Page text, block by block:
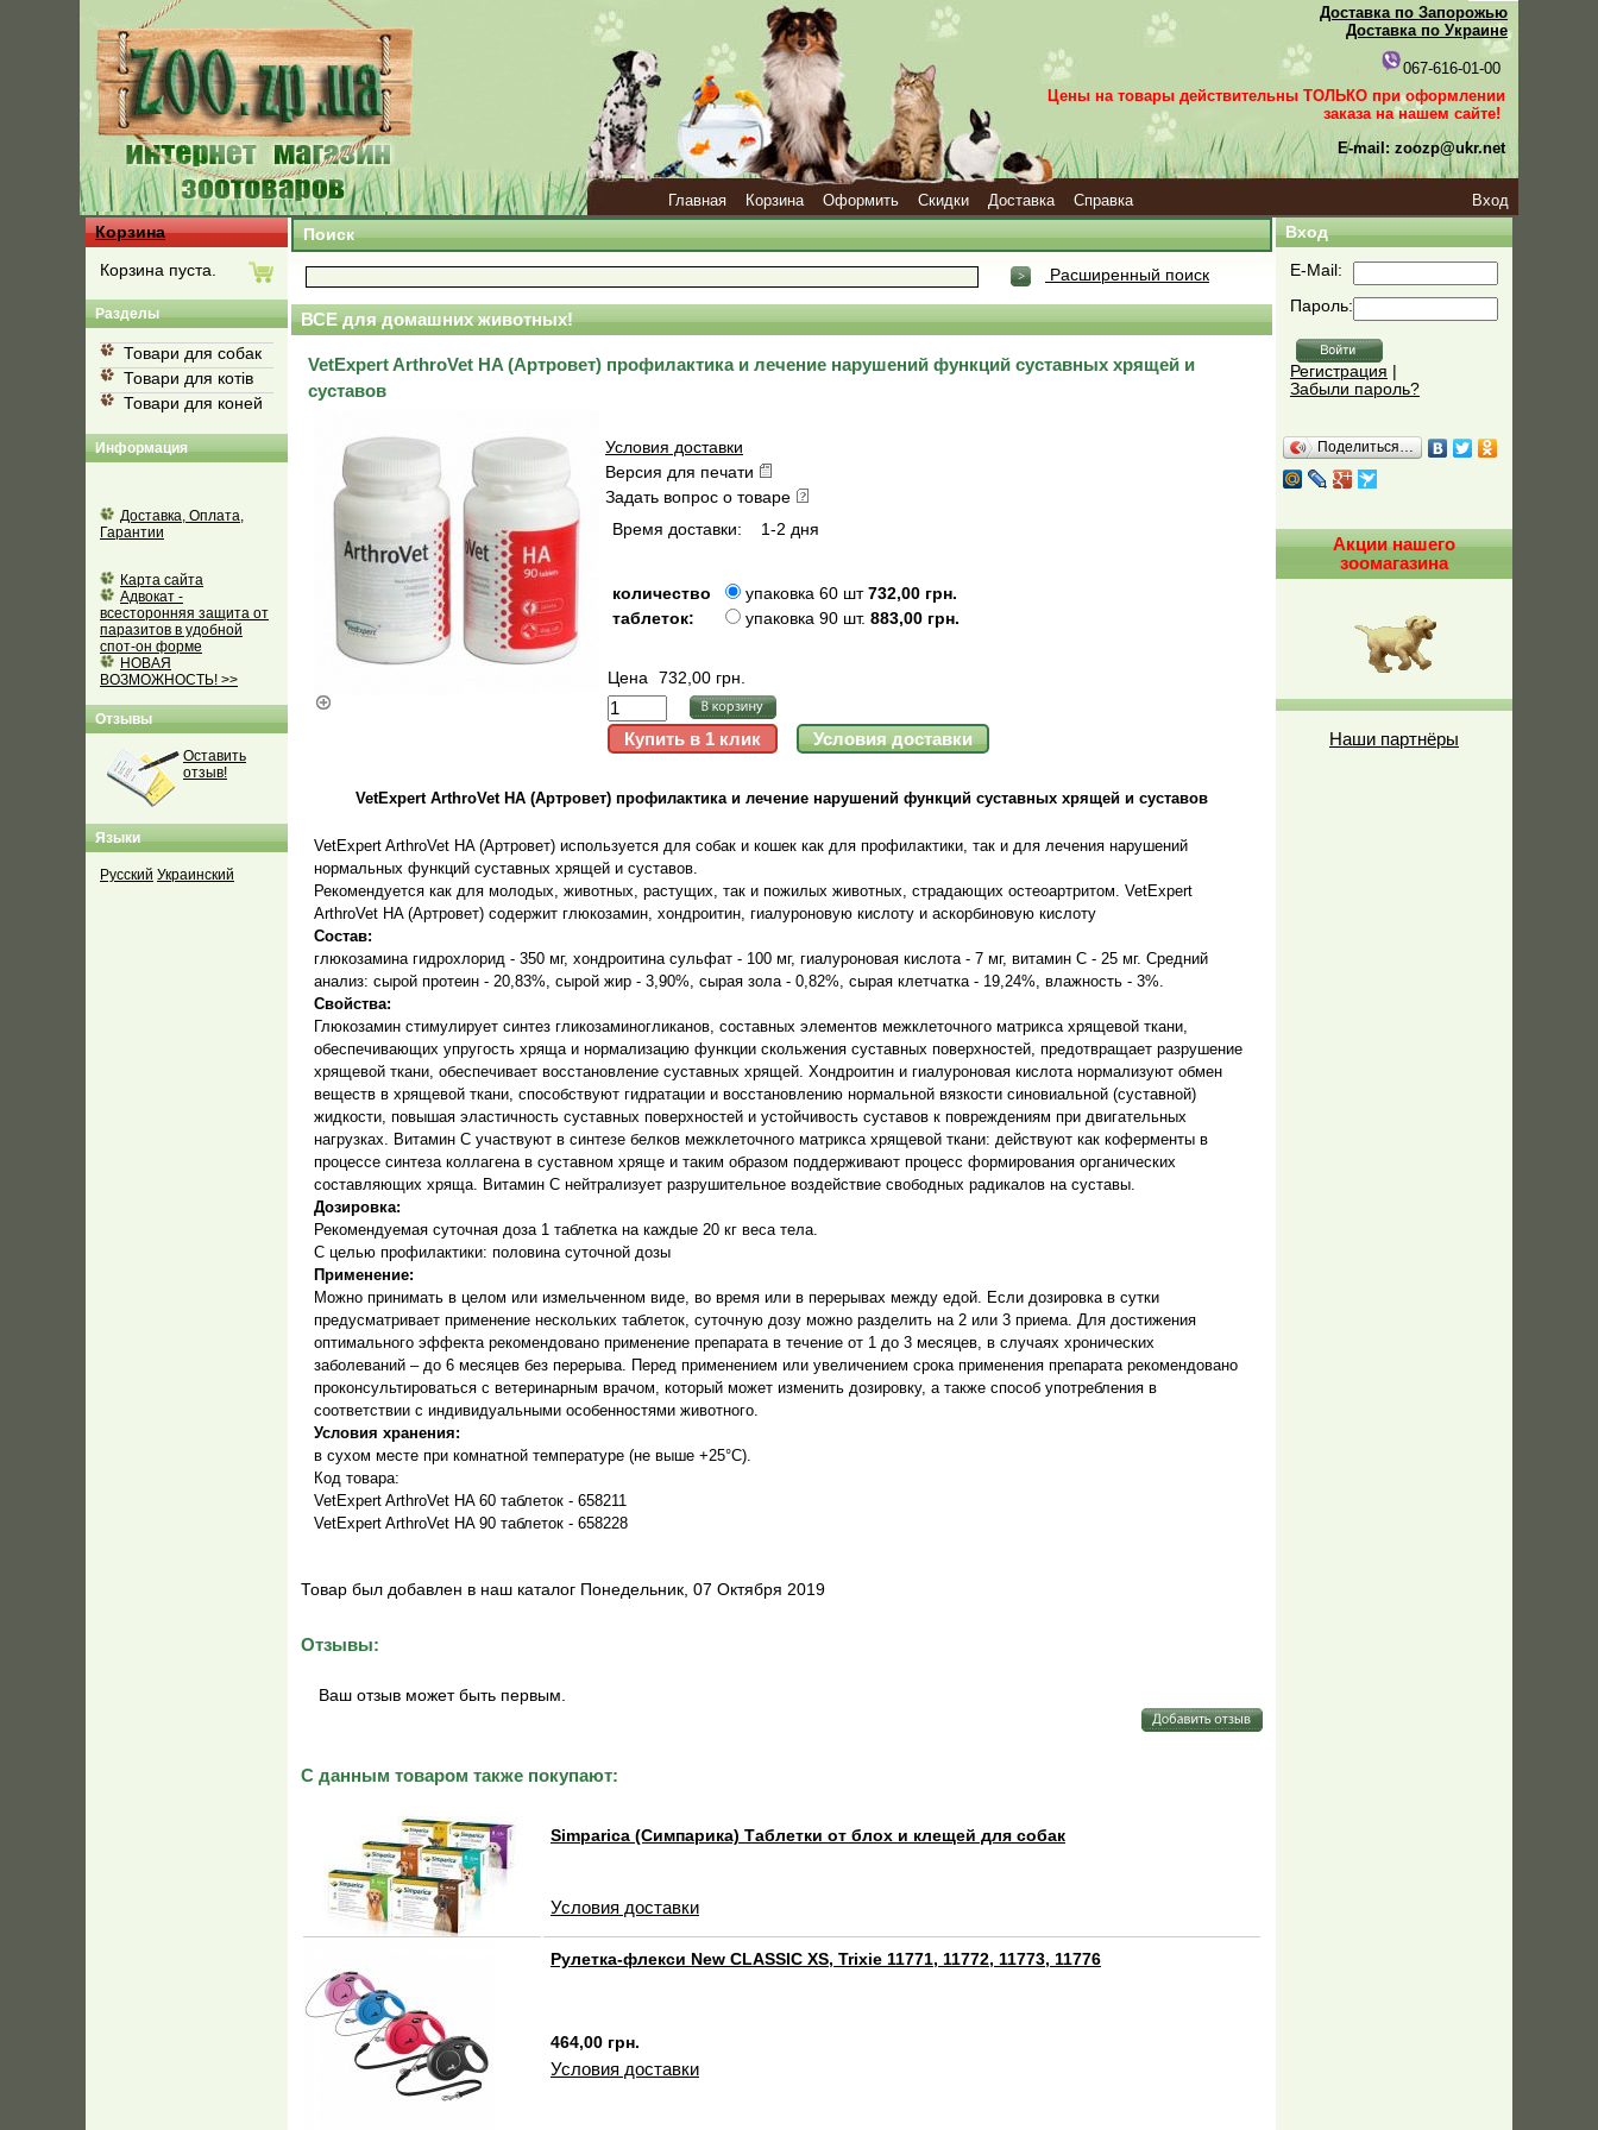
Доставка по Запорожью
Доставка по Украине
067-616-01-00
Цены на товары действительны ТОЛЬКО при оформлении
заказа на нашем сайте!
E-mail: zoozp@ukr.net
Главная Корзина Оформить Скидки Доставка Справка
Вход
Корзина
Корзина пуста.
Разделы
Товари для собак
Товари для котів
Товари для коней
Информация
Доставка, Оплата,
Гарантии
Карта сайта
Адвокат -
всесторонняя защита от
паразитов в удобной
спот-он форме
НОВАЯ
ВОЗМОЖНОСТЬ! >>
Отзывы
Оставить
отзыв!
Языки
Русский Украинский
Поиск
Расширенный поиск
ВСЕ для домашних животных!
VetExpert ArthroVet HA (Артровет) профилактика и лечение нарушений функций суставных хрящей и
суставов
Условия доставки
Версия для печати
Задать вопрос о товаре
Время доставки:
1-2 дня
количество
таблеток:
упаковка 60 шт732,00 грн.
упаковка 90 шт. 883,00 грн.
Цена 732,00 грн.
VetExpert ArthroVet HA (Артровет) профилактика и лечение нарушений функций суставных хрящей и суставов
VetExpert ArthroVet HA (Артровет) используется для собак и кошек как для профилактики, так и для лечения нарушений
нормальных функций суставных хрящей и суставов.
Рекомендуется как для молодых, животных, растущих, так и пожилых животных, страдающих остеоартритом. VetExpert
ArthroVet HA (Артровет) содержит глюкозамин, хондроитин, гиалуроновую кислоту и аскорбиновую кислоту
Состав:
глюкозамина гидрохлорид - 350 мг, хондроитина сульфат - 100 мг, гиалуроновая кислота - 7 мг, витамин C - 25 мг. Средний
анализ: сырой протеин - 20,83%, сырой жир - 3,90%, сырая зола - 0,82%, сырая клетчатка - 19,24%, влажность - 3%.
Свойства:
Глюкозамин стимулирует синтез гликозаминогликанов, составных элементов межклеточного матрикса хрящевой ткани,
обеспечивающих упругость хряща и нормализацию функции скольжения суставных поверхностей, предотвращает разрушение
хрящевой ткани, обеспечивает восстановление суставных хрящей. Хондроитин и гиалуроновая кислота нормализуют обмен
веществ в хрящевой ткани, способствуют гидратации и восстановлению нормальной вязкости синовиальной (суставной)
жидкости, повышая эластичность суставных поверхностей и устойчивость суставов к повреждениям при двигательных
нагрузках. Витамин C участвуют в синтезе белков межклеточного матрикса хрящевой ткани: действуют как коферменты в
процессе синтеза коллагена в суставном хряще и таким образом поддерживают процесс формирования органических
составляющих хряща. Витамин C нейтрализует разрушительное воздействие свободных радикалов на суставы.
Дозировка:
Рекомендуемая суточная доза 1 таблетка на каждые 20 кг веса тела.
С целью профилактики: половина суточной дозы
Применение:
Можно принимать в целом или измельченном виде, во время или в перерывах между едой. Если дозировка в сутки
предусматривает применение нескольких таблеток, суточную дозу можно разделить на 2 или 3 приема. Для достижения
оптимального эффекта рекомендовано применение препарата в течение от 1 до 3 месяцев, в случаях хронических
заболеваний – до 6 месяцев без перерыва. Перед применением или увеличением срока применения препарата рекомендовано
проконсультироваться с ветеринарным врачом, который может изменить дозировку, а также способ употребления в
соответствии с индивидуальными особенностями животного.
Условия хранения:
в сухом месте при комнатной температуре (не выше +25°С).
Код товара:
VetExpert ArthroVet HA 60 таблеток - 658211
VetExpert ArthroVet HA 90 таблеток - 658228
Товар был добавлен в наш каталог Понедельник, 07 Октября 2019
Отзывы:
Ваш отзыв может быть первым.
С данным товаром также покупают:
Simparica (Симпарика) Таблетки от блох и клещей для собак
Условия доставки
Рулетка-флекси New CLASSIC XS, Trixie 11771, 11772, 11773, 11776
464,00 грн.
Условия доставки
Вход
E-Mail:
Пароль:
Регистрация
Забыли пароль?
Поделиться…
Акции нашего
зоомагазина
Наши партнёры